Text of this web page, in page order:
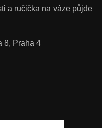
a ručička na váze půjde
8, Praha 4